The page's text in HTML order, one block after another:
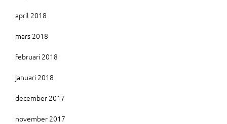
april 2018
mars 2018
februari 2018
januari 2018
december 2017
november 2017